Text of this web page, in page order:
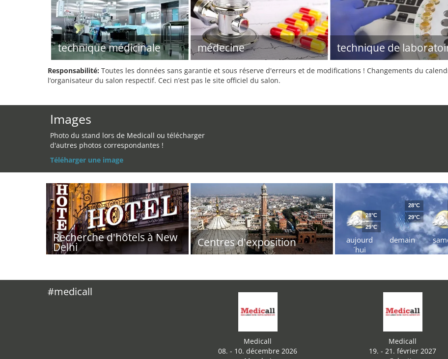
technique médicinale médecine technique de
Responsabilité: Toutes les données sans garantie et sous réserve d'erreurs et de modifications ! Changements du
l’organisateur du salon respectif. Ceci n’est pas le site officiel du salon.
Images
Photo du stand lors de Medicall ou télécharger
d'autres photos correspondantes !
Téléharger une image
Recherche d'hôtels à New
Delhi Centres d'exposition
aujourd
´hui
28°C
29°C
demain
28°C
29°C
#medicall
Medicall
08. - 10. décembre 2026
Medicall
19. - 21. février 2027